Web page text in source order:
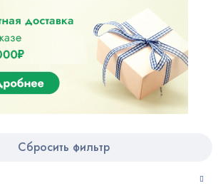
Сбросить фильтр